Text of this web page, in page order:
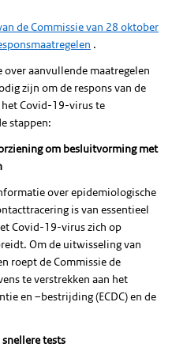
de Commissie van 28 oktober
.
over aanvullende maatregelen
zijn om de respons van de
het Covid-19-virus te
stappen:
om besluitvorming met
over epidemiologische
is van essentieel
Covid-19-virus zich op
Om de uitwisseling van
roept de Commissie de
te verstrekken aan het
en –bestrijding (ECDC) en de
tests